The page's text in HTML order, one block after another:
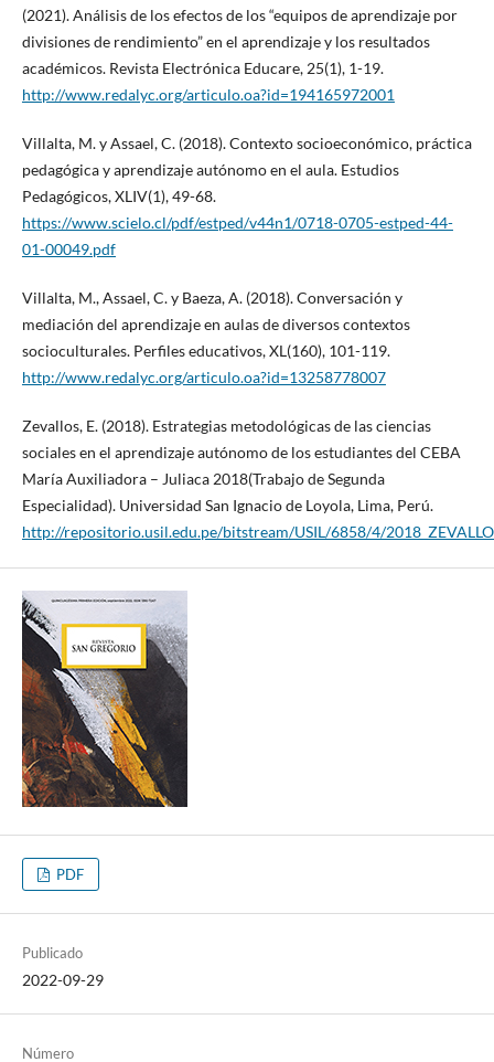
(2021). Análisis de los efectos de los “equipos de aprendizaje por
divisiones de rendimiento” en el aprendizaje y los resultados
académicos. Revista Electrónica Educare, 25(1), 1-19.
http://www.redalyc.org/articulo.oa?id=194165972001
Villalta, M. y Assael, C. (2018). Contexto socioeconómico, práctica
pedagógica y aprendizaje autónomo en el aula. Estudios
Pedagógicos, XLIV(1), 49-68.
https://www.scielo.cl/pdf/estped/v44n1/0718-0705-estped-44-
01-00049.pdf
Villalta, M., Assael, C. y Baeza, A. (2018). Conversación y
mediación del aprendizaje en aulas de diversos contextos
socioculturales. Perfiles educativos, XL(160), 101-119.
http://www.redalyc.org/articulo.oa?id=13258778007
Zevallos, E. (2018). Estrategias metodológicas de las ciencias
sociales en el aprendizaje autónomo de los estudiantes del CEBA
María Auxiliadora – Juliaca 2018(Trabajo de Segunda
Especialidad). Universidad San Ignacio de Loyola, Lima, Perú.
http://repositorio.usil.edu.pe/bitstream/USIL/6858/4/
PDF
Publicado
2022-09-29
Número